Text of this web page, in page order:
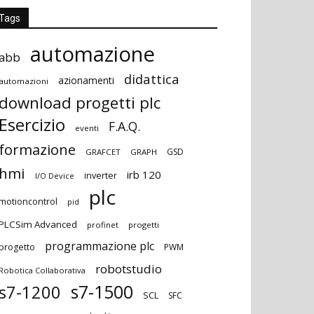
automazione
azionamenti didattica
progetti plc
eventi F.A.Q.
GRAFCET GRAPH GSD
I/O Device inverter irb 120
pid plc
Advanced profinet progetti
programmazione plc PWM
Collaborativa robotstudio
1200 s7-1500 SCL SFC